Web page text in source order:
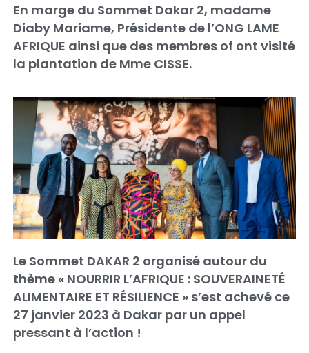
En marge du Sommet Dakar 2, madame
Diaby Mariame, Présidente de l’ONG LAME
AFRIQUE ainsi que des membres of ont visité
la plantation de Mme CISSE.
Le Sommet DAKAR 2 organisé autour du
thème « NOURRIR L’AFRIQUE : SOUVERAINETÉ
ALIMENTAIRE ET RÉSILIENCE » s’est achevé ce
27 janvier 2023 à Dakar par un appel
pressant à l’action !